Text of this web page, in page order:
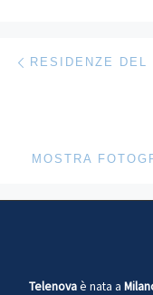
RESIDENZE
MOSTRA
Telenovaè nata a